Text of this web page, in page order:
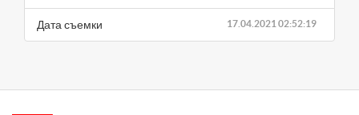
17.04.2021 02:52:19
Дата съемки